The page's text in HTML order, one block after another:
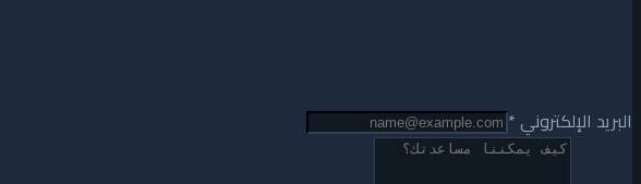
البريد الإلكتروني*